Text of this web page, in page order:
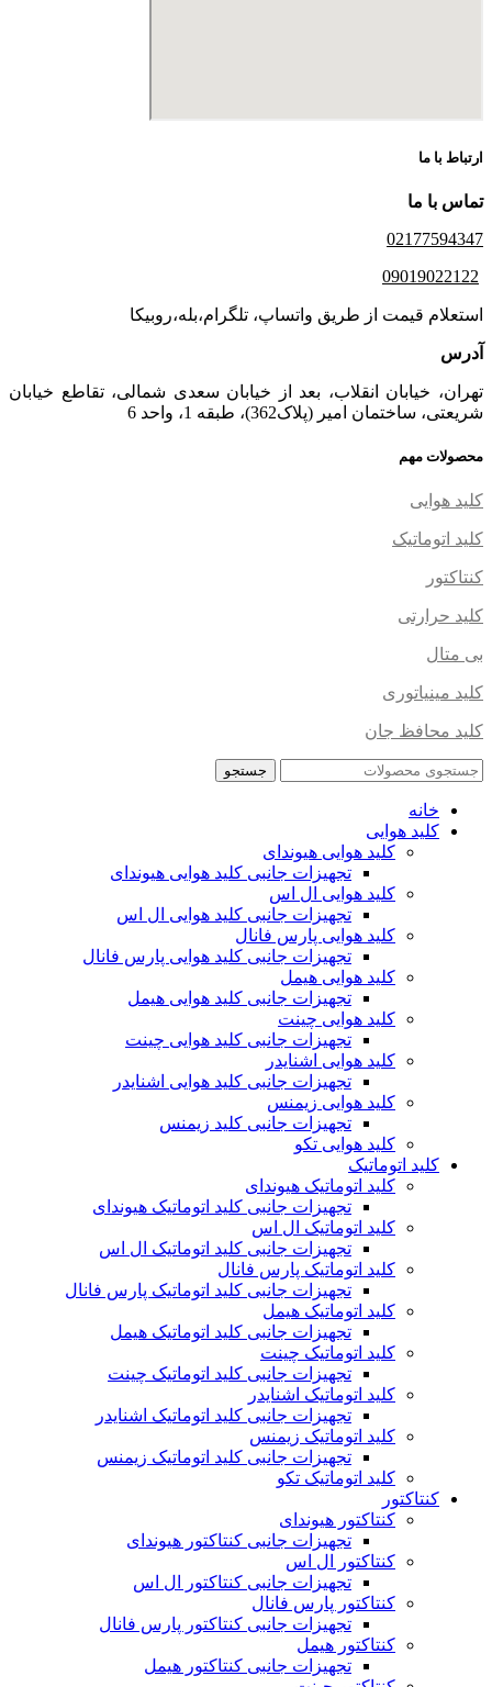
ارتباط با ما
تماس با ما
02177594347
09019022122
استعلام قیمت از طریق واتساپ، تلگرام،بله،روبیکا
آدرس
تهران، خیابان انقلاب، بعد از خیابان سعدی شمالی، تقاطع خیابان
شریعتی، ساختمان امیر (پلاک362)، طبقه 1، واحد 6
محصولات مهم
کلید هوایی
کلید اتوماتیک
کنتاکتور
کلید حرارتی
بی متال
کلید مینیاتوری
کلید محافظ جان
جستجو
خانه
کلید هوایی
کلید هوایی هیوندای
تجهیزات جانبی کلید هوایی هیوندای
کلید هوایی ال اس
تجهیزات جانبی کلید هوایی ال اس
کلید هوایی پارس فانال
تجهیزات جانبی کلید هوایی پارس فانال
کلید هوایی هیمل
تجهیزات جانبی کلید هوایی هیمل
کلید هوایی چینت
تجهیزات جانبی کلید هوایی چینت
کلید هوایی اشنایدر
تجهیزات جانبی کلید هوایی اشنایدر
کلید هوایی زیمنس
تجهیزات جانبی کلید زیمنس
کلید هوایی تکو
کلید اتوماتیک
کلید اتوماتیک هیوندای
تجهیزات جانبی کلید اتوماتیک هیوندای
کلید اتوماتیک ال اس
تجهیزات جانبی کلید اتوماتیک ال اس
کلید اتوماتیک پارس فانال
تجهیزات جانبی کلید اتوماتیک پارس فانال
کلید اتوماتیک هیمل
تجهیزات جانبی کلید اتوماتیک هیمل
کلید اتوماتیک چینت
تجهیزات جانبی کلید اتوماتیک چینت
کلید اتوماتیک اشنایدر
تجهیزات جانبی کلید اتوماتیک اشنایدر
کلید اتوماتیک زیمنس
تجهیزات جانبی کلید اتوماتیک زیمنس
کلید اتوماتیک تکو
کنتاکتور
کنتاکتور هیوندای
تجهیزات جانبی کنتاکتور هیوندای
کنتاکتور ال اس
تجهیزات جانبی کنتاکتور ال اس
کنتاکتور پارس فانال
تجهیزات جانبی کنتاکتور پارس فانال
کنتاکتور هیمل
تجهیزات جانبی کنتاکتور هیمل